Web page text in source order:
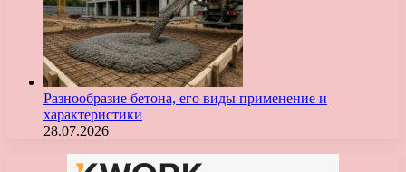
Разнообразие бетона, его виды применение и
характеристики
28.07.2026